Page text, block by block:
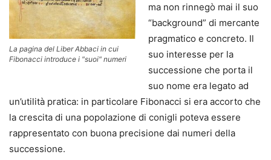
La pagina del Liber Abbaci in cui
Fibonacci introduce i "suoi" numeri
ma non rinnegò mai il suo
“background” di mercante
pragmatico e concreto. Il
suo interesse per la
successione che porta il
suo nome era legato ad
un’utilità pratica: in particolare Fibonacci si era accorto che
la crescita di una popolazione di conigli poteva essere
rappresentato con buona precisione dai numeri della
successione.